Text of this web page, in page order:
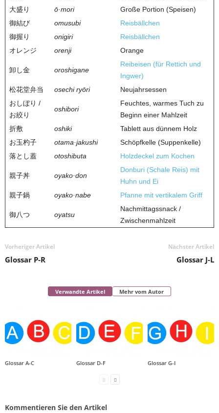
大盛り
ō·mori
Große Portion (Speisen)
御結び
omusubi
Reisbällchen
御握り
onigiri
Reisbällchen
オレンジ
orenji Orange
卸し金 oroshigane
Reibeisen (für Rettich und
Ingwer)
松花堂弁当
osechi ryōri
Neujahrsessen
おしぼり /
お絞り
oshibori
Feuchtes, warmes Tuch zu
Beginn einer Mahlzeit
折敷
oshiki
Tablett aus dünnem Holz
お玉杓子
otama·jakushi
Schöpfkelle (Suppenkelle)
落とし蓋
otoshibuta Holzdeckel zum Kochen
親子丼 oyako·don
Donburi (Schale Reis) mit
Huhn und Ei
親子鍋
oyako·nabe Pfanne mit vertikalem Griff
御八つ oyatsu
Nachmittagssnack /
Zwischenmahlzeit
Vorheriger Artikel
Glossar P-R
Nächster Artikel
Glossar J-L
Verwandte Artikel Mehr vom Autor
Glossar A-C Glossar D-F Glossar G-I
Kommentieren Sie den Artikel